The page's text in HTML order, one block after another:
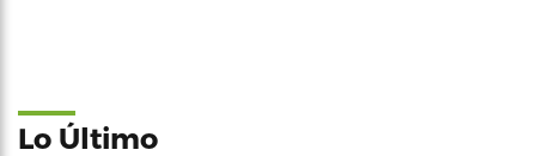
Lo Último